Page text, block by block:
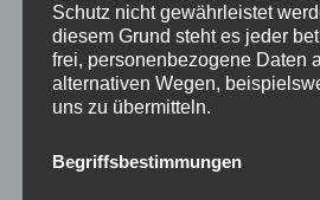
Schutz nicht gewährleistet
diesem Grund steht es jeder
frei, personenbezogene Daten
alternativen Wegen,
uns zu übermitteln.
Begriffsbestimmungen